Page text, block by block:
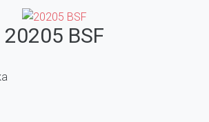
20205 BSF